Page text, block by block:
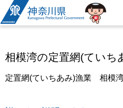
神奈川県
相模湾の定置網(てい
定置網(ていちあみ)漁業 相模